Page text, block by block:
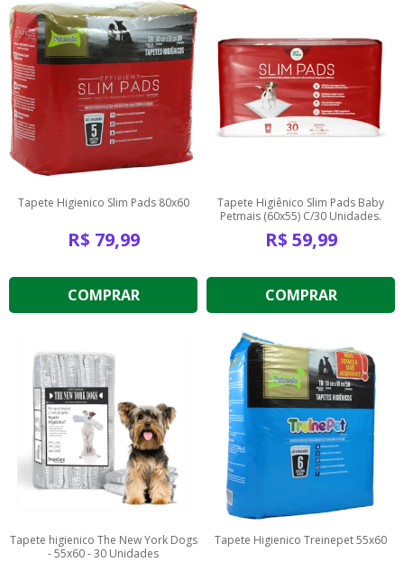
Tapete Higienico Slim Pads 80x60
R$ 79,99
COMPRAR
Tapete Higiênico Slim Pads Baby
Petmais (60x55) C/30 Unidades.
R$ 59,99
COMPRAR
Tapete higienico The New York Dogs
- 55x60 - 30 Unidades
Tapete Higienico Treinepet 55x60